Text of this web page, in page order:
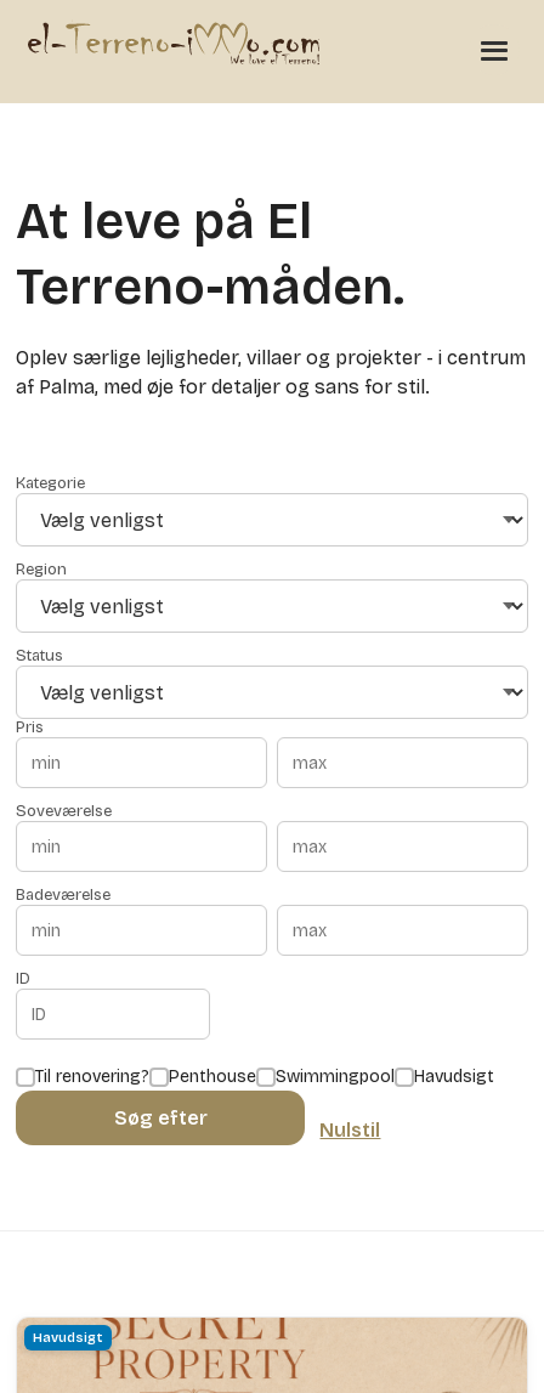
At leve på El
Terreno-måden.
Oplev særlige lejligheder, villaer og projekter - i centrum
af Palma, med øje for detaljer og sans for stil.
Kategorie
Region
Status
Pris
Soveværelse
Badeværelse
ID
Til renovering? Penthouse Swimmingpool Havudsigt
Søg efter
Nulstil
Havudsigt